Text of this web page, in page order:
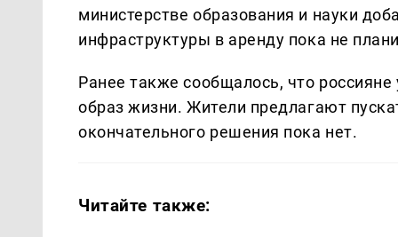
министерстве образования и науки
инфраструктуры в аренду пока не
Ранее также сообщалось, что
образ жизни. Жители предлагают
окончательного решения пока нет.
Читайте также: